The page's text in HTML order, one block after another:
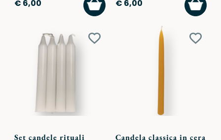
€ 6,00
AL
CARRELLO
€ 6,00
AL
Aggiungi
Set candele rituali Candela classica in cera